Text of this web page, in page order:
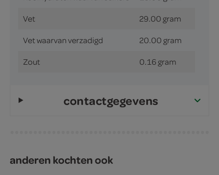
Vet 29.00 gram
Vet waarvan verzadigd 20.00 gram
Zout 0.16 gram
contactgegevens
anderen kochten ook